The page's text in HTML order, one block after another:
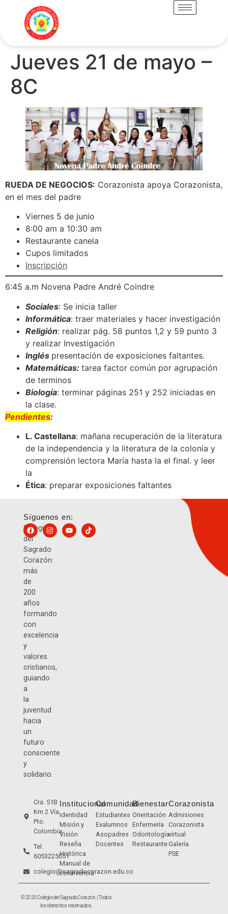
Jueves 21 de mayo –
8C
RUEDA DE NEGOCIOS: Corazonista apoya Corazonista,
en el mes del padre
Viernes 5 de junio
8:00 am a 10:30 am
Restaurante canela
Cupos limitados
Inscripción
6:45 a.m Novena Padre André Coindre
Sociales: Se inicia taller
Informática: traer materiales y hacer investigación
Religión: realizar pág. 58 puntos 1,2 y 59 punto 3
y realizar Investigación
Inglés presentación de exposiciones faltantes.
Matemáticas: tarea factor común por agrupación
de terminos
Biología: terminar páginas 251 y 252 iniciadas en
la clase.
Pendientes:
L. Castellana: mañana recuperación de la literatura
de la independencia y la literatura de la colonia y
comprensión lectora María hasta la el final. y leer
la
Ética: preparar exposiciones faltantes
Colegio
del
Sagrado
Corazón:
más
de
200
años
formando
con
excelencia
y
valores
cristianos,
guiando
a
la
juventud
hacia
un
futuro
consciente
y
solidario.
Síguenos en:
Cra. 51B
Km 2 Vía
Pto.
Colombia
Tel.
6053225051
colegio@sagradocorazon.edu.co
Institucional
Identidad
Misión y
Visión
Reseña
Histórica
Manual de
convivencia
Comunidad
Estudiantes
Exalumnos
Asopadres
Docentes
Bienestar
Orientación
Enfermería
Odontología
Restaurante
Corazonista
Admisiones
Corazonista
virtual
Galería
PSE
© 2025 Colegio del Sagrado Corazón. | Todos
los derechos reservados.